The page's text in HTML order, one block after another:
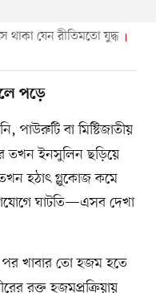
থাকা যেন রীতিমতো যুদ্ধ
পড়ে
পাউরুটি বা মিষ্টিজাতীয়
তখন ইনসুলিন ছড়িয়ে
হঠাৎ গ্লুকোজ কমে
ঘাটতি—এসব দেখা
পর খাবার তো হজম হতে
রক্ত হজমপ্রক্রিয়ায়